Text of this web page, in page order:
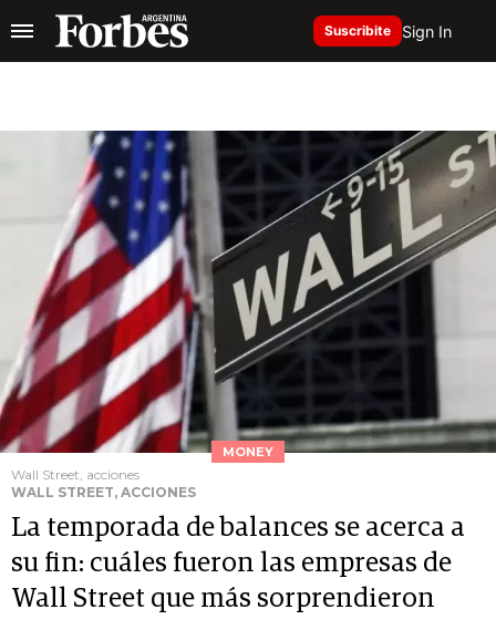
Suscribite Sign In
MONEY
Wall Street, acciones
WALL STREET, ACCIONES
La temporada de balances se acerca a
su fin: cuáles fueron las empresas de
Wall Street que más sorprendieron